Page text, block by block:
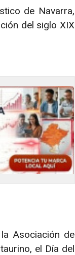
de Navarra,
del siglo XIX
Asociación de
el Día del